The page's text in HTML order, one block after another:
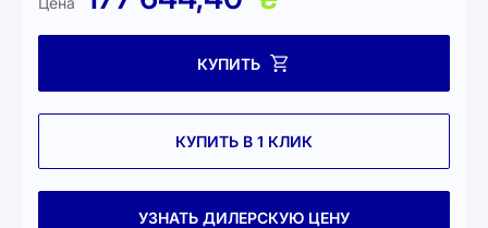
КУПИТЬ
КУПИТЬ В 1 КЛИК
УЗНАТЬ ДИЛЕРСКУЮ ЦЕНУ